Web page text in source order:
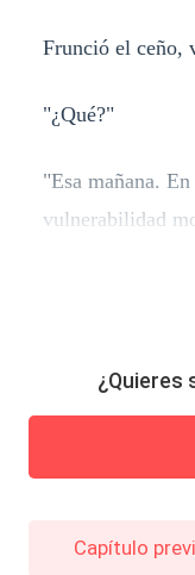
Frunció el ceño,
"¿Qué?"
"Esa mañana.
vulnerabilidad
¿Quieres
Capítulo